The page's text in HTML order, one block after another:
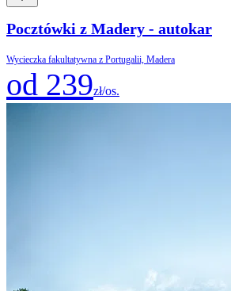
Pocztówki z Madery - autokar
Wycieczka fakultatywna z Portugalii, Madera
od 239zł/os.